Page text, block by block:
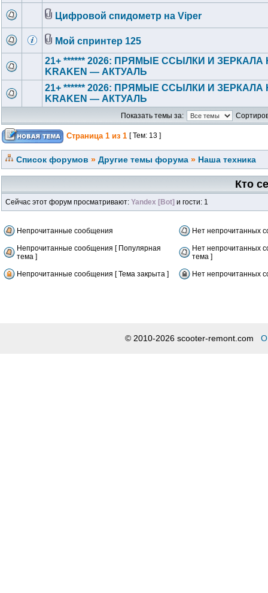
Цифровой спидометр на Viper
Мой спринтер 125
21+ ****** 2026: ПРЯМЫЕ ССЫЛКИ И ЗЕРКАЛА
KRAKEN — АКТУАЛЬ
21+ ****** 2026: ПРЯМЫЕ ССЫЛКИ И ЗЕРКАЛА
KRAKEN — АКТУАЛЬ
Показать темы за:
Страница 1 из 1 [ Тем: 13 ]
Список форумов » Другие темы форума » Наша техника
Кто
Сейчас этот форум просматривают: Yandex [Bot] и гости: 1
Непрочитанные сообщения Нет непрочитанных
Непрочитанные сообщения [ Популярная
тема ]
Нет непрочитанных
тема ]
Непрочитанные сообщения [ Тема закрыта ] Нет непрочитанных
© 2010-2026 scooter-remont.com О